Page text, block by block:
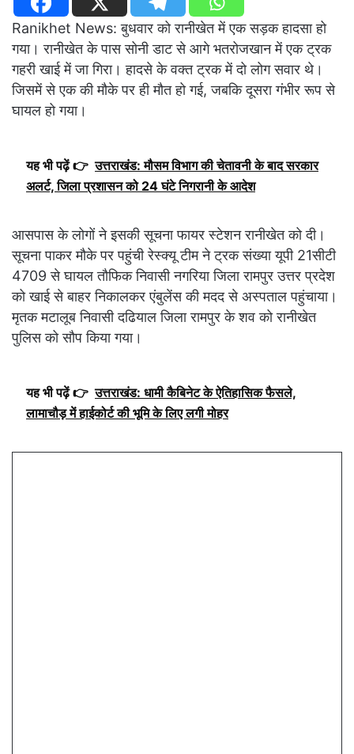
Ranikhet News: बुधवार को रानीखेत में एक सड़क हादसा हो
गया। रानीखेत के पास सोनी डाट से आगे भतरोजखान में एक ट्रक
गहरी खाई में जा गिरा। हादसे के वक्त ट्रक में दो लोग सवार थे।
जिसमें से एक की मौके पर ही मौत हो गई, जबकि दूसरा गंभीर रूप से
घायल हो गया।
यह भी पढ़ें 👉 उत्तराखंड: मौसम विभाग की चेतावनी के बाद सरकार
अलर्ट, जिला प्रशासन को 24 घंटे निगरानी के आदेश
आसपास के लोगों ने इसकी सूचना फायर स्टेशन रानीखेत को दी।
सूचना पाकर मौके पर पहुंची रेस्क्यू टीम ने ट्रक संख्या यूपी 21सीटी
4709 से घायल तौफिक निवासी नगरिया जिला रामपुर उत्तर प्रदेश
को खाई से बाहर निकालकर एंबुलेंस की मदद से अस्पताल पहुंचाया।
मृतक मटालूब निवासी दढियाल जिला रामपुर के शव को रानीखेत
पुलिस को सौप किया गया।
यह भी पढ़ें 👉 उत्तराखंड: धामी कैबिनेट के ऐतिहासिक फैसले,
लामाचौड़ में हाईकोर्ट की भूमि के लिए लगी मोहर